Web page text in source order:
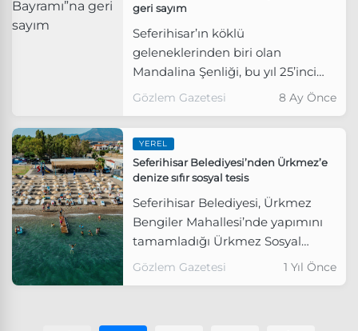
geri sayım
Seferihisar’ın köklü
geleneklerinden biri olan
Mandalina Şenliği, bu yıl 25’inci
kez düzenleniyor.
Gözlem Gazetesi 8 Ay Önce
YEREL
Seferihisar Belediyesi’nden Ürkmez’e
denize sıfır sosyal tesis
Seferihisar Belediyesi, Ürkmez
Bengiler Mahallesi’nde yapımını
tamamladığı Ürkmez Sosyal
Tesisi’ni halkın hizmetine açtı.
Gözlem Gazetesi 1 Yıl Önce